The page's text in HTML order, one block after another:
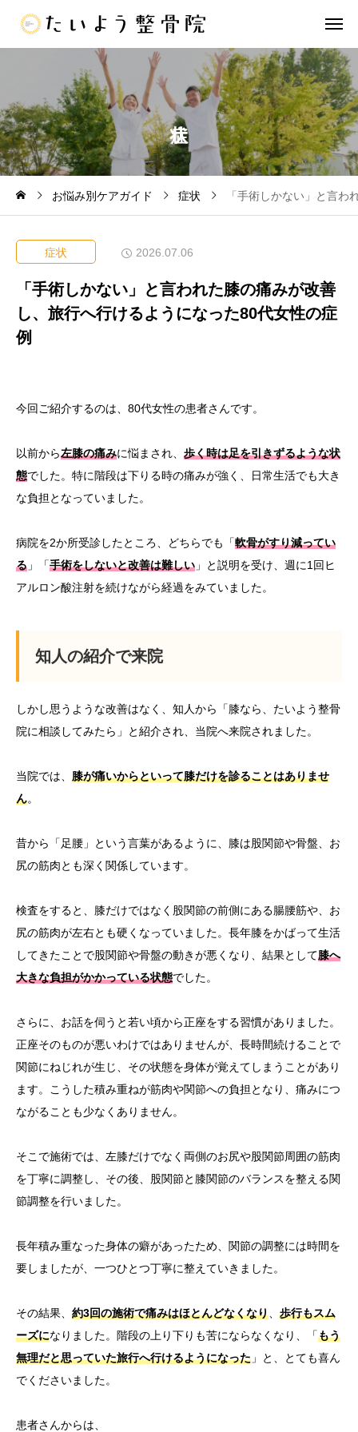
お悩み別ケアガイド 症状 「手術しかない」と言
症状 2026.07.06
「手術しかない」と言われた膝の痛みが改善
し、旅行へ行けるようになった80代女性の症
例
今回ご紹介するのは、80代女性の患者さんです。
以前から左膝の痛みに悩まされ、 歩く時は足を引きずるような状
態でした。 特に階段は下りる時の痛みが強く、
日常生活でも大き
な負担となっていました。
病院を2か所受診したところ、どちらでも「軟骨がすり減ってい
る 」「手術をしないと改善は難しい 」 と説明を受け、 週に1回ヒ
アルロン酸注射を続けながら経過をみていました。
知人の紹介で来院
しかし思うような改善はなく、知人から「膝なら、 たいよう整骨
院に相談してみたら」と紹介され、 当院へ来院されました。
当院では、 膝が痛いからといって膝だけを診ることはありませ
ん。
昔から「足腰」という言葉があるように、膝は股関節や骨盤、 お
尻の筋肉とも深く関係しています。
検査をすると、膝だけではなく股関節の前側にある腸腰筋や、 お
尻の筋肉が左右とも硬くなっていました。 長年膝をかばって生活
してきたことで股関節や骨盤の動きが悪くな り、結果として膝へ
大きな負担がかかっている状態でした。
さらに、お話を伺うと若い頃から正座をする習慣がありました。
正座そのものが悪いわけではありませんが、 長時間続けることで
関節にねじれが生じ、 その状態を身体が覚えてしまうことがあり
ます。
こうした積み重ねが筋肉や関節への負担となり、 痛みにつ
ながることも少なくありません。
そこで施術では、 左膝だけでなく両側のお尻や股関節周囲の筋肉
を丁寧に調整し、 その後、 股関節と膝関節のバランスを整える関
節調整を行いました。
長年積み重なった身体の癖があったため、 関節の調整には時間を
要しましたが、 一つひとつ丁寧に整えていきました。
その結果、 約3回の施術で痛みはほとんどなくなり
歩行もスム
ーズになりました。 階段の上り下りも苦にならなくなり、「もう
無理だと思っていた旅行へ行けるようになった 」と、
とても喜ん
でくださいました。
患者さんからは、